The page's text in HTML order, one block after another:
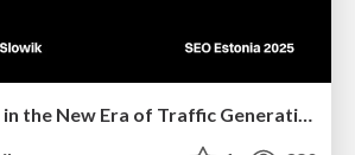
Redefining SEO in the New Era of Traffic Generation